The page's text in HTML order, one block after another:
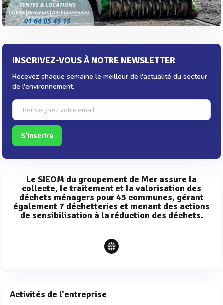
INSCRIVEZ-VOUS À NOTRE NEWSLETTER
Recevez chaque semaine le meilleur de l'actualité du secteur
de l'environnement.
S'inscrire
Le SIEOM du groupement de Mer assure la
collecte, le traitement et la valorisation des
déchets ménagers pour 45 communes, gérant
également 7 déchetteries et menant des actions
de sensibilisation à la réduction des déchets.
Activités de l'entreprise